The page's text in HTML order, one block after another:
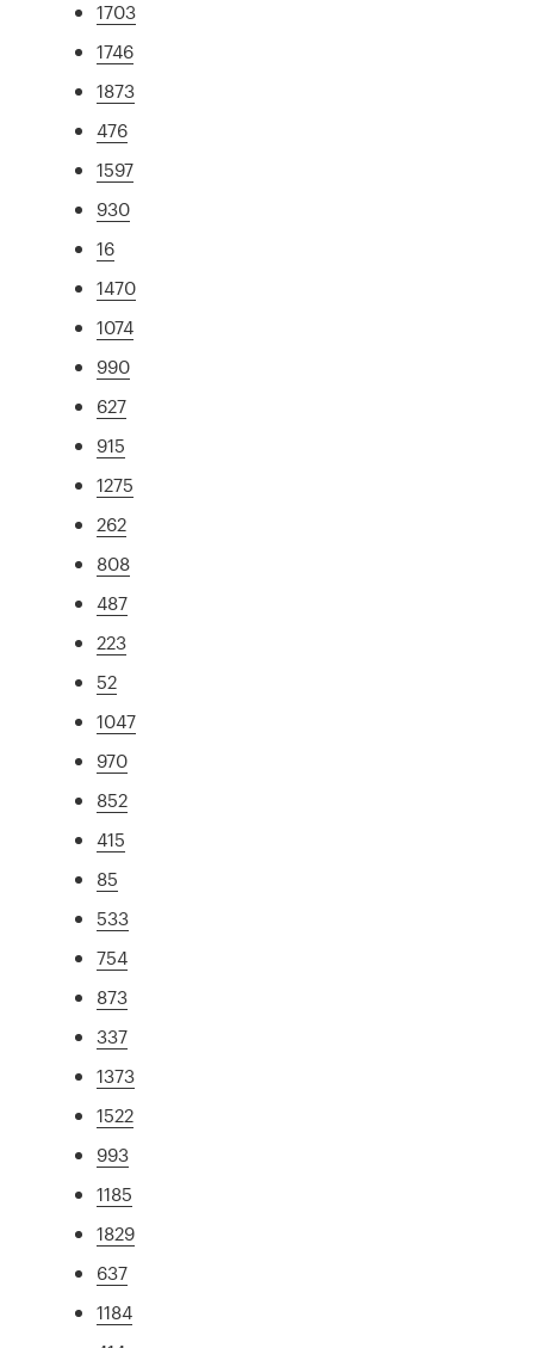
1703
1746
1873
476
1597
930
16
1470
1074
990
627
915
1275
262
808
487
223
52
1047
970
852
415
85
533
754
873
337
1373
1522
993
1185
1829
637
1184